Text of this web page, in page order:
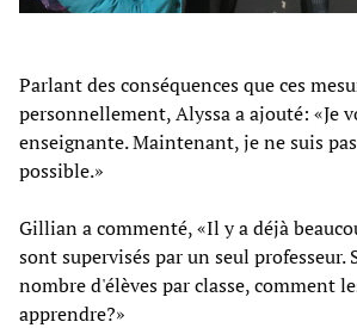
Parlant des conséquences que ces
personnellement, Alyssa a ajouté: «Je
enseignante. Maintenant, je ne suis
possible.»
Gillian a commenté, «Il y a déjà
sont supervisés par un seul professeur.
nombre d'élèves par classe, comment
apprendre?»